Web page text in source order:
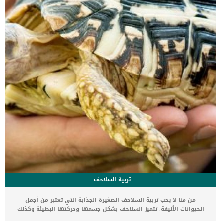
عن حساسية الاعشاب عند الكلاب ترتبط هذه الحالة ايضا […]
تربية السلاحف
من منا لا يحب تربية السلاحف الصغيرة الجذابة التي تعتبر من أجمل
الحيوانات الأليفة. تتميز السلاحف بشكل جسمها وحركتها البطيئة وكذلك